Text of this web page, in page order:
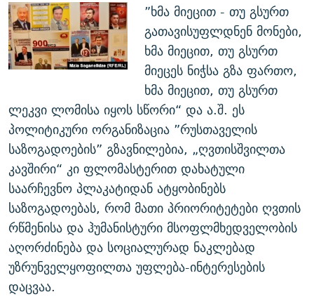
”ხმა მიეცით - თუ გსურთ
გათავისუფლდნენ მონები,
ხმა მიეცით, თუ გსურთ
მიეცეს ნიჭსა გზა ფართო,
ხმა მიეცით, თუ გსურთ
ლეკვი ლომისა იყოს სწორი“ და ა.შ. ეს
პოლიტიკური ორგანიზაცია ”რუსთაველის
საზოგადოების” გზავნილებია, „ღვთისშვილთა
კავშირი“ კი ფლომასტერით დახატული
საარჩევნო პლაკატიდან ატყობინებს
საზოგადოებას, რომ მათი პრიორიტეტები ღვთის
რწმენისა და ჰუმანისტური მსოფლმხედველობის
აღორძინება და სოციალურად ნაკლებად
უზრუნველყოფილთა უფლება-ინტერესების
დაცვაა.